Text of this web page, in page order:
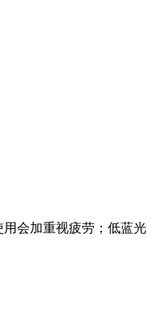
会加重视疲劳；低蓝光